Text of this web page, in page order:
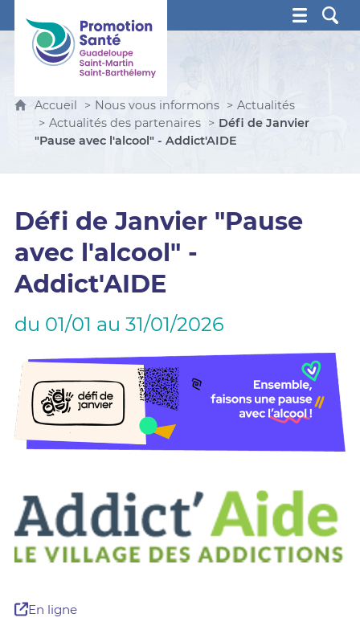
Promotion Santé Guadeloupe, Saint-Martin, Saint
Accueil Nous vous informons
Actualités
Actualités des partenaires
Défi de Janvier
"Pause avec l'alcool" - Addict'AIDE
Défi de Janvier "Pause
avec l'alcool" -
Addict'AIDE
du 01/01 au 31/01/2026
En ligne